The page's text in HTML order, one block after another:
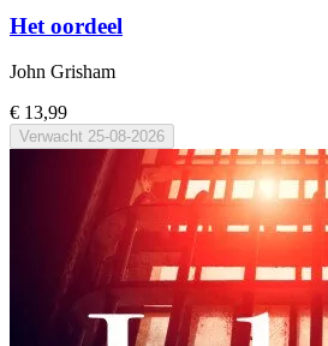
Het oordeel
John Grisham
€ 13,99
Verwacht 25-08-2026